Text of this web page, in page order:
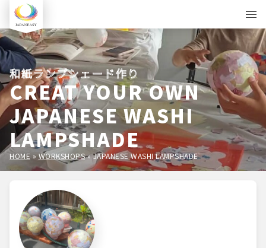
和紙ランプシェード作り
CREAT YOUR OWN
JAPANESE WASHI
LAMPSHADE
HOME»WORKSHOPS»JAPANESE WASHI LAMPSHADE